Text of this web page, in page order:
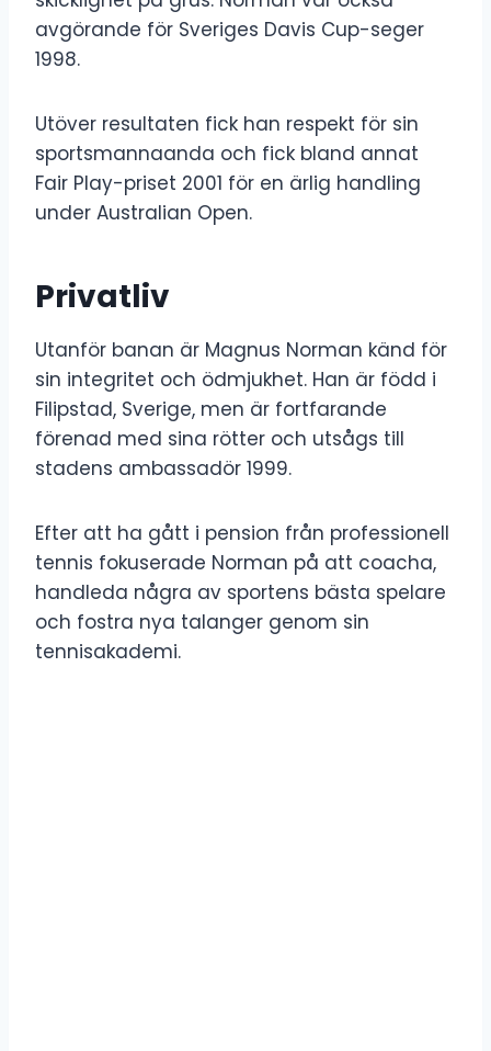
avgörande för Sveriges Davis Cup-seger
1998.
Utöver resultaten fick han respekt för sin
sportsmannaanda och fick bland annat
Fair Play-priset 2001 för en ärlig handling
under Australian Open.
Privatliv
Utanför banan är Magnus Norman känd för
sin integritet och ödmjukhet. Han är född i
Filipstad, Sverige, men är fortfarande
förenad med sina rötter och utsågs till
stadens ambassadör 1999.
Efter att ha gått i pension från professionell
tennis fokuserade Norman på att coacha,
handleda några av sportens bästa spelare
och fostra nya talanger genom sin
tennisakademi.